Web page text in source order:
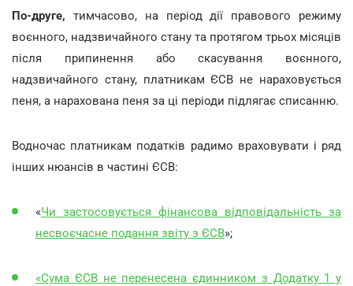
По-друге, тимчасово, на період дії правового режиму
воєнного, надзвичайного стану та протягом трьох місяців
після припинення або скасування воєнного,
надзвичайного стану, платникам ЄСВ не нараховується
пеня, а нарахована пеня за ці періоди підлягає списанню.
Водночас платникам податків радимо враховувати і ряд
інших нюансів в частині ЄСВ:
«Чи застосовується фінансова відповідальність за
несвоєчасне подання звіту з ЄСВ»;
«Сума ЄСВ не перенесена єдинником з Додатку 1 у